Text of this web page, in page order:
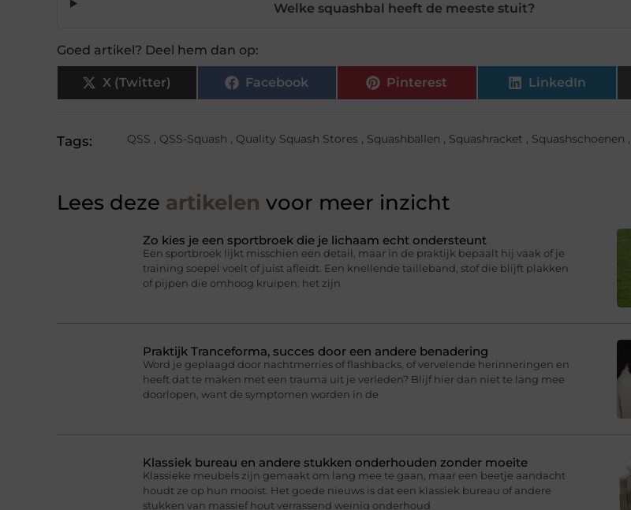
Welke squashbal heeft de meeste stuit?
Goed artikel? Deel hem dan op:
X (Twitter) Facebook Pinterest LinkedIn
Tags: QSS , QSS-Squash , Quality Squash Stores , Squashballen , Squashracket , Squashschoenen ,
Lees deze artikelen voor meer inzicht
Zo kies je een sportbroek die je lichaam echt ondersteunt
Een sportbroek lijkt misschien een detail, maar in de praktijk bepaalt hij vaak of je
training soepel voelt of juist afleidt. Een knellende tailleband, stof die blijft plakken
of pijpen die omhoog kruipen: het zijn
Praktijk Tranceforma, succes door een andere benadering
Word je geplaagd door nachtmerries of flashbacks, of vervelende herinneringen en
heeft dat te maken met een trauma uit je verleden? Blijf hier dan niet te lang mee
doorlopen, want de symptomen worden in de
Klassiek bureau en andere stukken onderhouden zonder moeite
Klassieke meubels zijn gemaakt om lang mee te gaan, maar een beetje aandacht
houdt ze op hun mooist. Het goede nieuws is dat een klassiek bureau of andere
stukken van massief hout verrassend weinig onderhoud